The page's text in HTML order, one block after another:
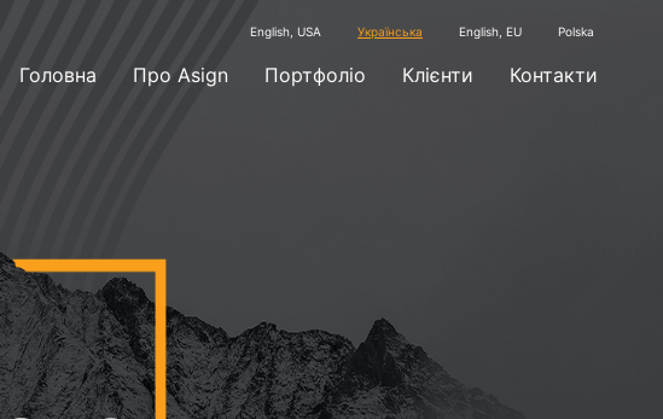
Головна Про Asign Портфоліо Клієнти Контакти
English, USA Українська English, EU Polska